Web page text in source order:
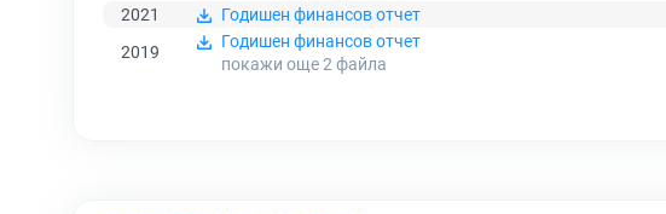
2021
Годишен финансов отчет
2019
Годишен финансов отчет
покажи още 2 файла